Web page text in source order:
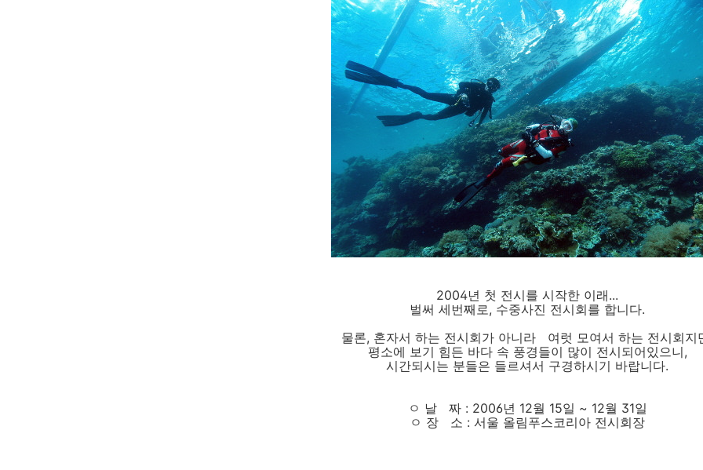
2004년 첫 전시를 시작한 이래...
벌써 세번째로, 수중사진 전시회를 합니다.
물론, 혼자서 하는 전시회가 아니라 여럿 모여서 하는 전시회지
평소에 보기 힘든 바다 속 풍경들이 많이 전시되어있으니,
시간되시는 분들은 들르셔서 구경하시기 바랍니다.
ㅇ 날 짜 : 2006년 12월 15일 ~ 12월 31일
ㅇ 장 소 : 서울 올림푸스코리아 전시회장